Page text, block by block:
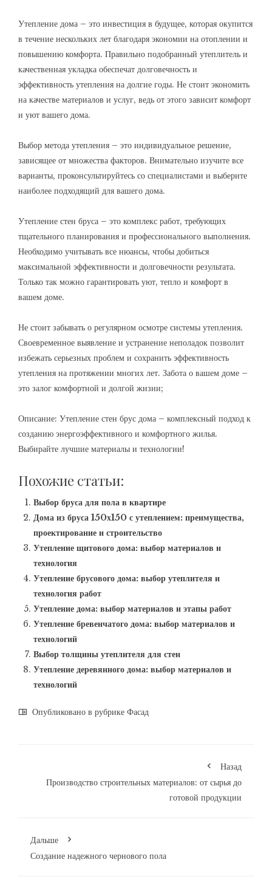
Утепление дома – это инвестиция в будущее, которая окупится
в течение нескольких лет благодаря экономии на отоплении и
повышению комфорта. Правильно подобранный утеплитель и
качественная укладка обеспечат долговечность и
эффективность утепления на долгие годы. Не стоит экономить
на качестве материалов и услуг, ведь от этого зависит комфорт
и уют вашего дома.
Выбор метода утепления – это индивидуальное решение,
зависящее от множества факторов. Внимательно изучите все
варианты, проконсультируйтесь со специалистами и выберите
наиболее подходящий для вашего дома.
Утепление стен бруса – это комплекс работ, требующих
тщательного планирования и профессионального выполнения.
Необходимо учитывать все нюансы, чтобы добиться
максимальной эффективности и долговечности результата.
Только так можно гарантировать уют, тепло и комфорт в
вашем доме.
Не стоит забывать о регулярном осмотре системы утепления.
Своевременное выявление и устранение неполадок позволит
избежать серьезных проблем и сохранить эффективность
утепления на протяжении многих лет. Забота о вашем доме –
это залог комфортной и долгой жизни;
Описание: Утепление стен брус дома – комплексный подход к
созданию энергоэффективного и комфортного жилья.
Выбирайте лучшие материалы и технологии!
Похожие статьи:
Выбор бруса для пола в квартире
Дома из бруса 150х150 с утеплением: преимущества,
проектирование и строительство
Утепление щитового дома: выбор материалов и
технология
Утепление брусового дома: выбор утеплителя и
технология работ
Утепление дома: выбор материалов и этапы работ
Утепление бревенчатого дома: выбор материалов и
технологий
Выбор толщины утеплителя для стен
Утепление деревянного дома: выбор материалов и
технологий
Опубликовано в рубрике Фасад
Назад
Производство строительных материалов: от сырья до
готовой продукции
Дальше
Создание надежного чернового пола